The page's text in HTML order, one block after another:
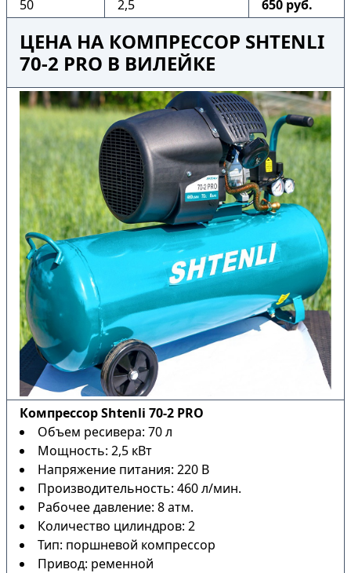
50
2,5 650 руб.
ЦЕНА НА КОМПРЕССОР SHTENLI
70-2 PRO В ВИЛЕЙКЕ
Компрессор Shtenli 70-2 PRO
Объем ресивера: 70 л
Мощность: 2,5 кВт
Напряжение питания: 220 В
Производительность: 460 л/мин.
Рабочее давление: 8 атм.
Количество цилиндров: 2
Тип: поршневой компрессор
Привод: ременной